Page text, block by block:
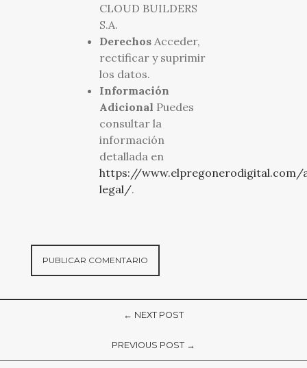
CLOUD BUILDERS
S.A.
DerechosAcceder,
rectificar y suprimir
los datos.
Información
Adicional Puedes
consultar la
información
detallada en
https://www.elpregonerodigital.com/
legal/.
← NEXT POST
PREVIOUS POST →